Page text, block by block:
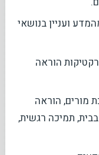
ועניין בנושאי
הוראה
מורים, הוראה
תמיכה רגשית,